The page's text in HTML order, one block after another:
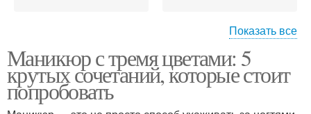
сочетание
Классические
комбинации
Показать все
Маникюр с тремя цветами: 5
крутых сочетаний, которые стоит
попробовать